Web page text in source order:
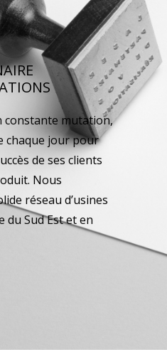
constante mutation,
chaque jour pour
de ses clients
Nous
réseau d’usines
du Sud Est et en